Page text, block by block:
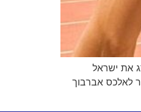
את ישראל
לאלכס אברבוך